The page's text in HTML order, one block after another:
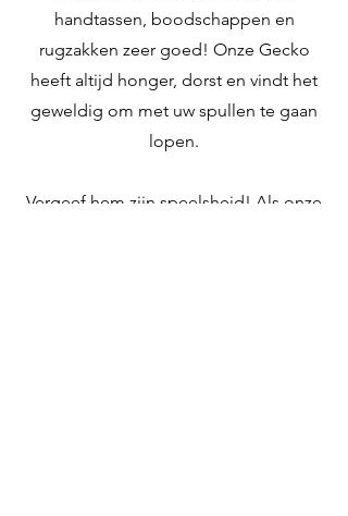
handtassen, boodschappen en
rugzakken zeer goed! Onze Gecko
heeft altijd honger, dorst en vindt het
geweldig om met uw spullen te gaan
lopen.
Vergeef hem zijn speelsheid! Als onze